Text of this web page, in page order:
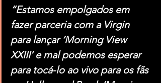
“Estamos empolgados em
fazer parceria com a Virgin
para lançar ‘Morning View
XXIII’ e mal podemos esperar
para tocá-lo ao vivo para os fãs